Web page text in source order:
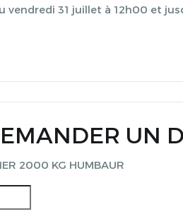
vendredi 31 juillet à 12h00 et
UN
2000 KG HUMBAUR